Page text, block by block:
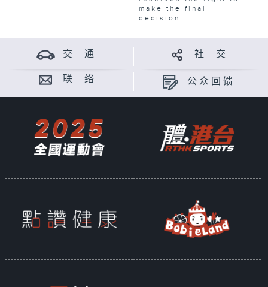
make the final
decision.
交 通 社 交
联 络 公众回馈